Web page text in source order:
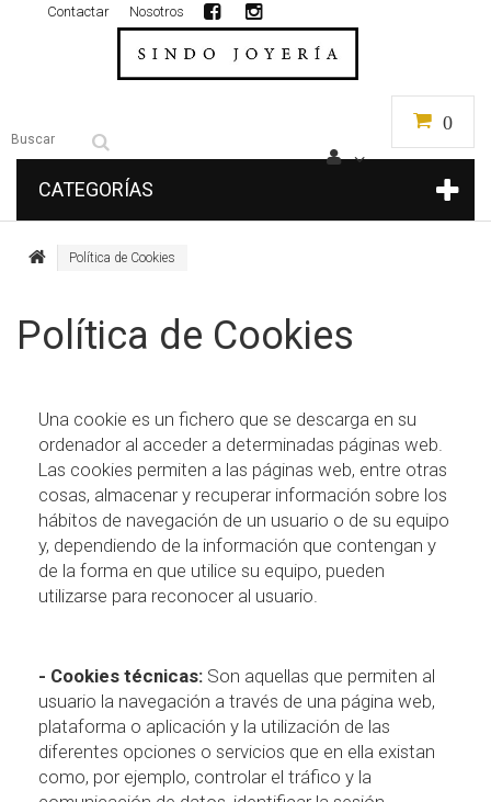
0
Nosotros
Contactar
CATEGORÍAS
Política de Cookies
Política de Cookies
Una cookie es un fichero que se descarga en su
ordenador al acceder a determinadas páginas web.
Las cookies permiten a las páginas web, entre otras
cosas, almacenar y recuperar información sobre los
hábitos de navegación de un usuario o de su equipo
y, dependiendo de la información que contengan y
de la forma en que utilice su equipo, pueden
utilizarse para reconocer al usuario.
- Cookies técnicas: Son aquellas que permiten al
usuario la navegación a través de una página web,
plataforma o aplicación y la utilización de las
diferentes opciones o servicios que en ella existan
como, por ejemplo, controlar el tráfico y la